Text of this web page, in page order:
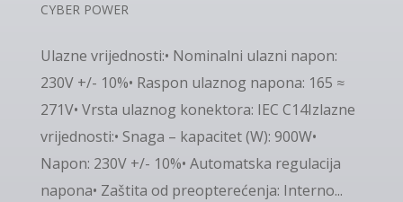
CYBER POWER
Ulazne vrijednosti:• Nominalni ulazni napon:
230V +/- 10%• Raspon ulaznog napona: 165 ≈
271V• Vrsta ulaznog konektora: IEC C14Izlazne
vrijednosti:• Snaga – kapacitet (W): 900W•
Napon: 230V +/- 10%• Automatska regulacija
napona• Zaštita od preopterećenja: Interno...